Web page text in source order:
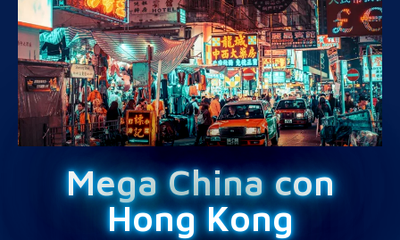
Mega China con
Hong Kong